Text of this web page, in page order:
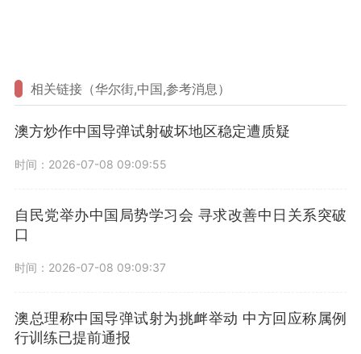
相关链接（华尔街,中国,参考消息）
澳方炒作中国导弹试射破坏地区稳定遭质疑
时间：2026-07-08 09:09:55
自民党举办中国局势学习会 寻求改善中日关系突破
口
时间：2026-07-08 09:09:37
澳总理称中国导弹试射为挑衅举动 中方回应称属例
行训练已提前通报